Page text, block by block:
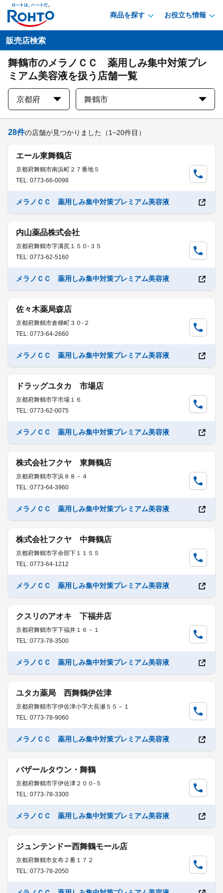
商品を探す お役立ち情報
販売店検索
舞鶴市のメラノＣＣ 薬用しみ集中対策プレ
ミアム美容液を扱う店舗一覧
京都府 舞鶴市
28件の店舗が見つかりました （1~20件目）
エール東舞鶴店
京都府舞鶴市南浜町２７番地５
TEL: 0773-66-0098
メラノＣＣ 薬用しみ集中対策プレミアム美容液
内山薬品株式会社
京都府舞鶴市字溝尻１５０-３５
TEL: 0773-62-5160
メラノＣＣ 薬用しみ集中対策プレミアム美容液
佐々木薬局森店
京都府舞鶴市倉梯町３０-２
TEL: 0773-64-2660
メラノＣＣ 薬用しみ集中対策プレミアム美容液
ドラッグユタカ 市場店
京都府舞鶴市字市場１６
TEL: 0773-62-0075
メラノＣＣ 薬用しみ集中対策プレミアム美容液
株式会社フクヤ 東舞鶴店
京都府舞鶴市字浜８８－４
TEL: 0773-64-3960
メラノＣＣ 薬用しみ集中対策プレミアム美容液
株式会社フクヤ 中舞鶴店
京都府舞鶴市字余部下１１５５
TEL: 0773-64-1212
メラノＣＣ 薬用しみ集中対策プレミアム美容液
クスリのアオキ 下福井店
京都府舞鶴市字下福井１６－１
TEL: 0773-78-3500
メラノＣＣ 薬用しみ集中対策プレミアム美容液
ユタカ薬局 西舞鶴伊佐津
京都府舞鶴市字伊佐津小字大長瀬５５－１
TEL: 0773-78-9060
メラノＣＣ 薬用しみ集中対策プレミアム美容液
バザールタウン・舞鶴
京都府舞鶴市字伊佐津２００-５
TEL: 0773-78-3300
メラノＣＣ 薬用しみ集中対策プレミアム美容液
ジュンテンドー西舞鶴モール店
京都府舞鶴市女布２番１７２
TEL: 0773-78-2050